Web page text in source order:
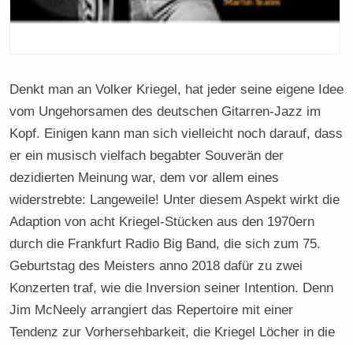
Denkt man an Volker Kriegel, hat jeder seine eigene Idee
vom Ungehorsamen des deutschen Gitarren-Jazz im
Kopf. Einigen kann man sich vielleicht noch darauf, dass
er ein musisch vielfach begabter Souverän der
dezidierten Meinung war, dem vor allem eines
widerstrebte: Langeweile! Unter diesem Aspekt wirkt die
Adaption von acht Kriegel-Stücken aus den 1970ern
durch die Frankfurt Radio Big Band, die sich zum 75.
Geburtstag des Meisters anno 2018 dafür zu zwei
Konzerten traf, wie die Inversion seiner Intention. Denn
Jim McNeely arrangiert das Repertoire mit einer
Tendenz zur Vorhersehbarkeit, die Kriegel Löcher in die